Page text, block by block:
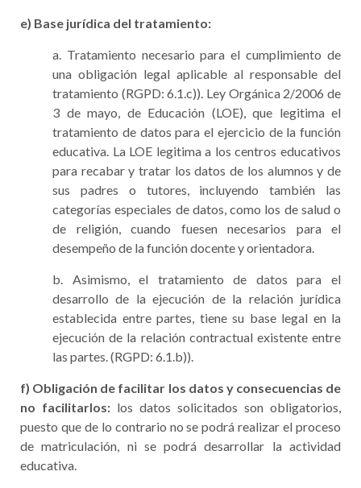
e) Base jurídica del tratamiento:
a. Tratamiento necesario para el cumplimiento de
una obligación legal aplicable al responsable del
tratamiento (RGPD: 6.1.c)). Ley Orgánica 2/2006 de
3 de mayo, de Educación (LOE), que legitima el
tratamiento de datos para el ejercicio de la función
educativa. La LOE legitima a los centros educativos
para recabar y tratar los datos de los alumnos y de
sus padres o tutores, incluyendo también las
categorías especiales de datos, como los de salud o
de religión, cuando fuesen necesarios para el
desempeño de la función docente y orientadora.
b. Asimismo, el tratamiento de datos para el
desarrollo de la ejecución de la relación jurídica
establecida entre partes, tiene su base legal en la
ejecución de la relación contractual existente entre
las partes. (RGPD: 6.1.b)).
f) Obligación de facilitar los datos y consecuencias de
no facilitarlos: los datos solicitados son obligatorios,
puesto que de lo contrario no se podrá realizar el proceso
de matriculación, ni se podrá desarrollar la actividad
educativa.